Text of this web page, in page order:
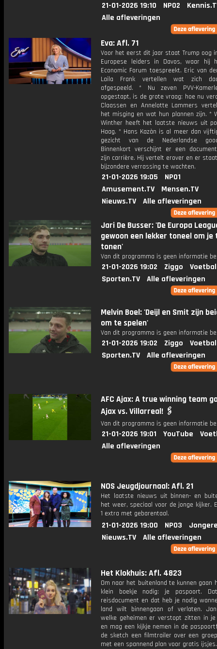
21-01-2026 19:10 NPO2
Alle afleveringen
Eva: Afl. 71
Voor het eerst dit jaar staat Trump oog
Europese leiders in Davos, waar hij
Economic Forum toespreekt. Eric van
Laila Frank vertellen wat zich
afgespeeld. * Nu zeven PVV-
opgestapt, is de grote vraag: hoe nu
Claassen en Annelotte Lammers
het misging en wat hun plannen zijn. *
Winther heeft het laatste nieuws uit
Haag. * Hans Kazàn is al meer dan
gezicht van de Nederlandse
Binnenkort verschijnt er een
zijn carrière. Hij vertelt erover en er
bijzondere verrassing te wachten.
21-01-2026 19:05
NPO1
Amusement.TV
Mensen.TV
Nieuws.TV
Alle afleveringen
Jari De Busser: 'De Europa
gewoon een lekker toneel om je
tonen'
Van dit programma is geen informatie
21-01-2026 19:02 Ziggo
Sporten.TV
Alle afleveringen
Melvin Boel: 'Deijl en Smit zijn
om te spelen'
Van dit programma is geen informatie
21-01-2026 19:02 Ziggo
Sporten.TV
Alle afleveringen
AFC Ajax: A true winning team
Ajax vs. Villarreal! 🖇️
Van dit programma is geen informatie
21-01-2026 19:01 YouTube
Alle afleveringen
NOS Jeugdjournaal: Afl. 21
Het laatste nieuws uit binnen- en
het weer, speciaal voor de jonge kijker.
1 extra met gebarentaal.
21-01-2026 19:00 NPO3
Nieuws.TV
Alle afleveringen
Het Klokhuis: Afl. 4823
Om naar het buitenland te kunnen gaan
klein boekje nodig: je paspoort.
reisdocument en dat heb je nodig
land wilt binnengaan of verlaten.
welke geheimen er verstopt zitten in
en mag een kijkje nemen in de
de sketch een filmtrailer over een
met een spannend plan voor gratis ijsjes.